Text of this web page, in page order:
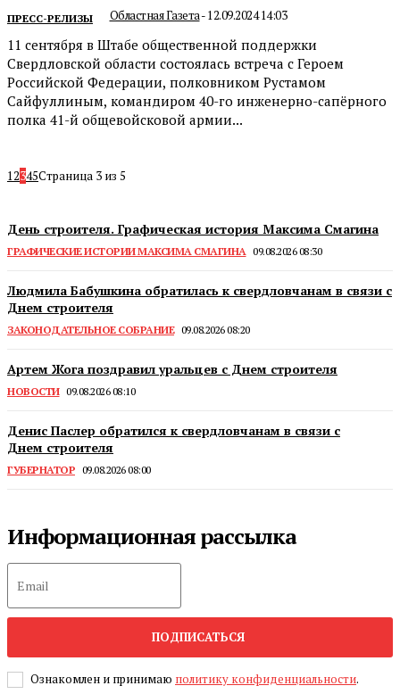
ПРЕСС-РЕЛИЗЫ Областная Газета-12.09.2024 14:03
11 сентября в Штабе общественной поддержки
Свердловской области состоялась встреча с Героем
Российской Федерации, полковником Рустамом
Сайфуллиным, командиром 40-го инженерно-сапёрного
полка 41-й общевойсковой армии...
12345Страница 3 из 5
День строителя. Графическая история Максима Смагина
ГРАФИЧЕСКИЕ ИСТОРИИ МАКСИМА СМАГИНА 09.08.2026 08:30
Людмила Бабушкина обратилась к свердловчанам в связи с
Днем строителя
ЗАКОНОДАТЕЛЬНОЕ СОБРАНИЕ 09.08.2026 08:20
Артем Жога поздравил уральцев с Днем строителя
НОВОСТИ 09.08.2026 08:10
Денис Паслер обратился к свердловчанам в связи с
Днем строителя
ГУБЕРНАТОР 09.08.2026 08:00
Информационная рассылка
ПОДПИСАТЬСЯ
Ознакомлен и принимаю политику конфиденциальности.